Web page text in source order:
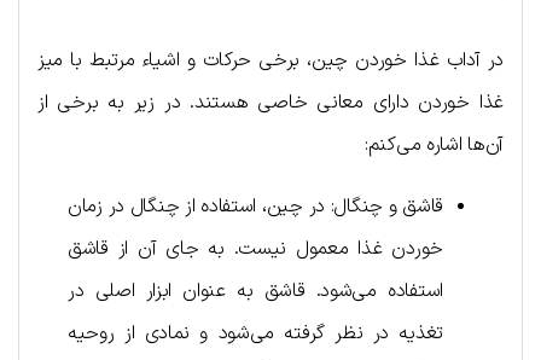
در آداب غذا خوردن چین، برخی حرکات و اشیاء مرتبط با میز
غذا خوردن دارای معانی خاصی هستند. در زیر به برخی از
آن‌ها اشاره می‌کنم:
قاشق و چنگال: در چین، استفاده از چنگال در زمان
خوردن غذا معمول نیست. به جای آن از قاشق
استفاده می‌شود. قاشق به عنوان ابزار اصلی در
تغذیه در نظر گرفته می‌شود و نمادی از روحیه